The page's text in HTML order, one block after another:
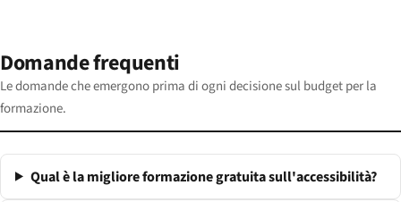
Domande frequenti
Le domande che emergono prima di ogni decisione sul budget per la
formazione.
Qual è la migliore formazione gratuita sull'accessibilità?